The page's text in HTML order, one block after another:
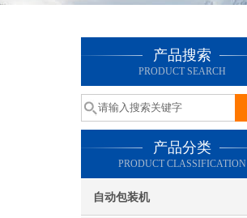
产品搜索
PRODUCT SEARCH
产品分类
PRODUCT CLASSIFICATION
自动包装机